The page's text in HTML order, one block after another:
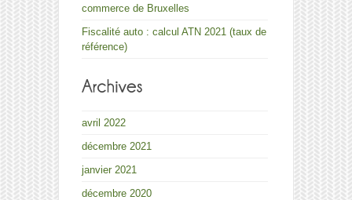
commerce de Bruxelles
Fiscalité auto : calcul ATN 2021 (taux de
référence)
avril 2022
décembre 2021
janvier 2021
décembre 2020